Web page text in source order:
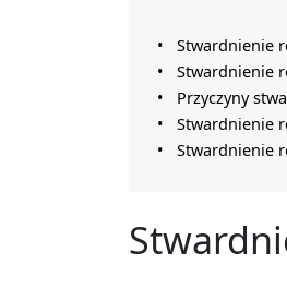
Stwardnienie
Stwardnienie
Przyczyny
Stwardnienie
Stwardnienie